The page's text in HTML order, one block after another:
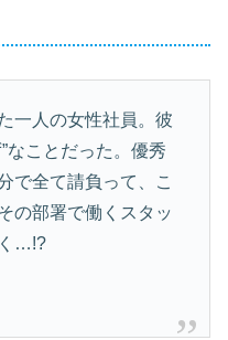
一人の女性社員。彼
なことだった。優秀
で全て請負って、こ
の部署で働くスタッ
…!?